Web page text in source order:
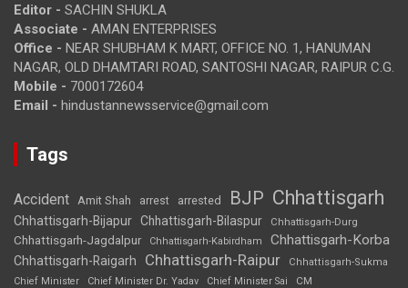
Editor - SACHIN SHUKLA
Associate - AMAN ENTERPRISES
Office - NEAR SHUBHAM K MART, OFFICE NO. 1, HANUMAN
NAGAR, OLD DHAMTARI ROAD, SANTOSHI NAGAR, RAIPUR C.G.
Mobile - 7000172604
Email - hindustannewsservice@gmail.com
Tags
Accident Amit Shah arrest arrested BJP Chhattisgarh
Chhattisgarh-Bijapur Chhattisgarh-Bilaspur Chhattisgarh-Durg
Chhattisgarh-Jagdalpur Chhattisgarh-Kabirdham Chhattisgarh-Korba
Chhattisgarh-Raigarh Chhattisgarh-Raipur
Chhattisgarh-Sukma
Chief Minister
Chief Minister Dr. Yadav Chief Minister Sai CM